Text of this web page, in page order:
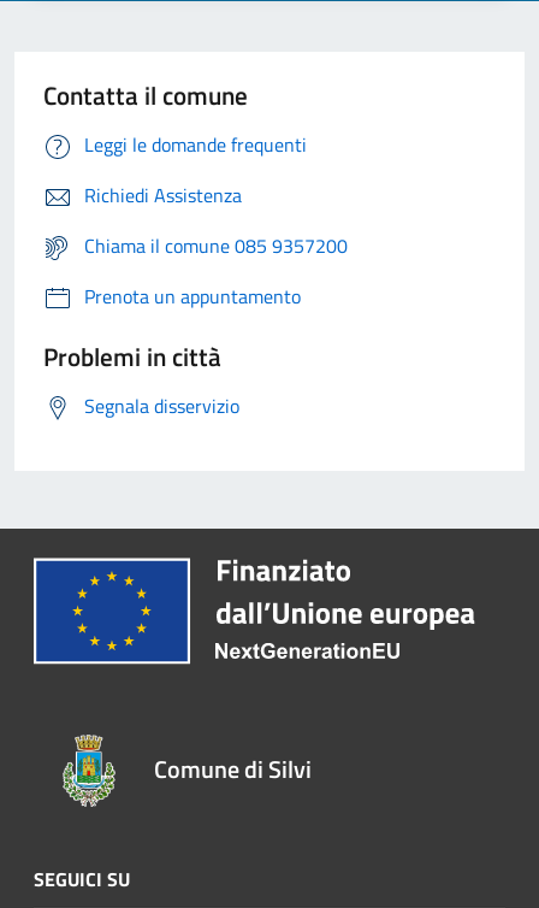
Contatta il comune
Leggi le domande frequenti
Richiedi Assistenza
Chiama il comune 085 9357200
Prenota un appuntamento
Problemi in città
Segnala disservizio
Comune di Silvi
SEGUICI SU